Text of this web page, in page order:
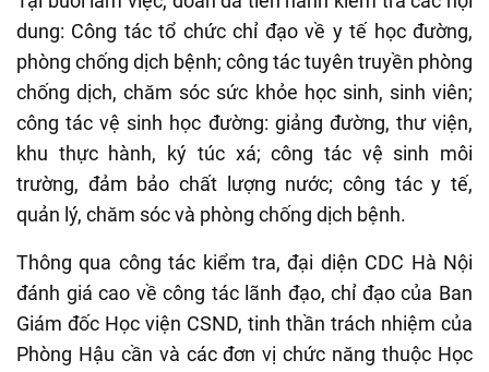
dung: Công tác tổ chức chỉ đạo về y tế học đường,
phòng chống dịch bệnh; công tác tuyên truyền phòng
chống dịch, chăm sóc sức khỏe học sinh, sinh viên;
công tác vệ sinh học đường: giảng đường, thư viện,
khu thực hành, ký túc xá; công tác vệ sinh môi
trường, đảm bảo chất lượng nước; công tác y tế,
quản lý, chăm sóc và phòng chống dịch bệnh.
Thông qua công tác kiểm tra, đại diện CDC Hà Nội
đánh giá cao về công tác lãnh đạo, chỉ đạo của Ban
Giám đốc Học viện CSND, tinh thần trách nhiệm của
Phòng Hậu cần và các đơn vị chức năng thuộc Học